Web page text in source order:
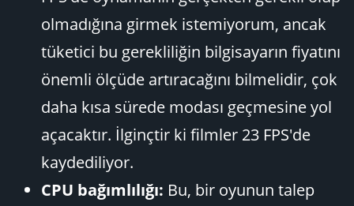
olmadığına girmek istemiyorum, ancak
tüketici bu gerekliliğin bilgisayarın fiyatını
önemli ölçüde artıracağını bilmelidir, çok
daha kısa sürede modası geçmesine yol
açacaktır. İlginçtir ki filmler 23 FPS'de
kaydediliyor.
CPU bağımlılığı: Bu, bir oyunun talep